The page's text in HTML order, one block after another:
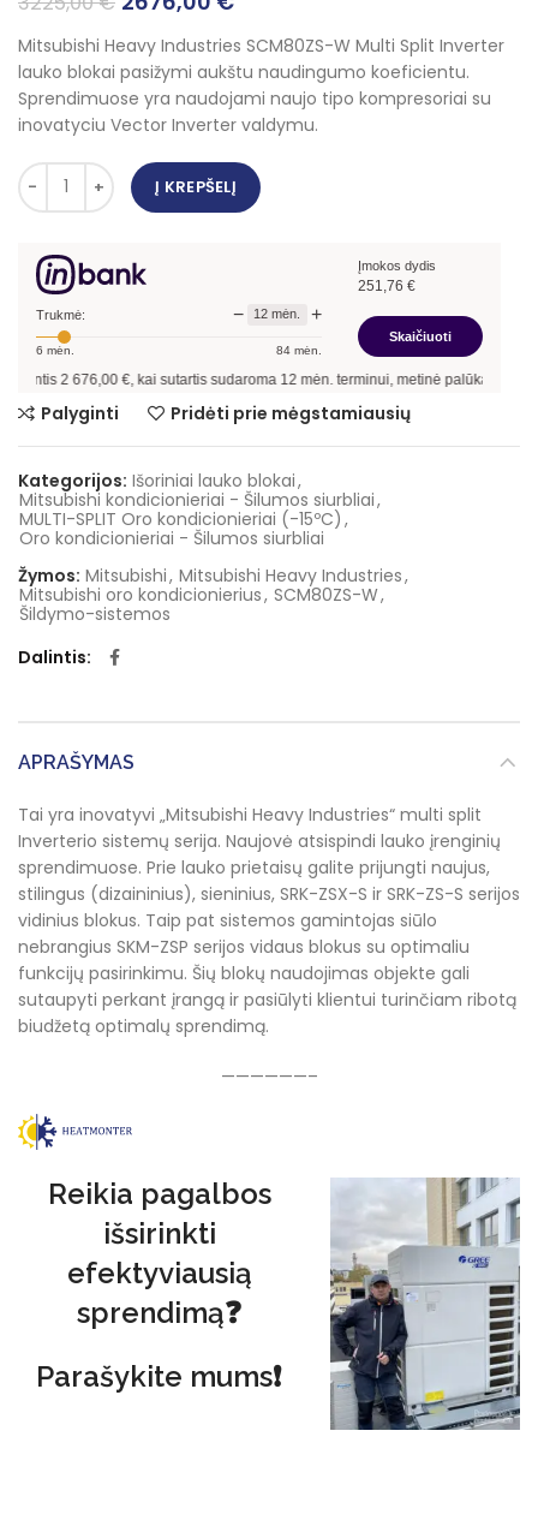
was:
3225,00 €.
is:
2676,00 €.
Mitsubishi Heavy Industries SCM80ZS-W Multi Split Inverter
lauko blokai pasižymi aukštu naudingumo koeficientu.
Sprendimuose yra naudojami naujo tipo kompresoriai su
inovatyciu Vector Inverter valdymu.
Į KREPŠELĮ
Trukmė: − 12 mėn. +
6 mėn. 84mėn.
Įmokos dydis
251,76 €
Skaičiuoti
2 676,00€, kai sutartis sudaroma12mėn. terminui, metinė palūkanų norma –
Palyginti Pridėti prie mėgstamiausių
Kategorijos: Išoriniai lauko blokai,
Mitsubishi kondicionieriai - Šilumos siurbliai,
MULTI-SPLIT Oro kondicionieriai (-15ºC) ,
Oro kondicionieriai - Šilumos siurbliai
Žymos: Mitsubishi, Mitsubishi Heavy Industries,
Mitsubishi oro kondicionierius, SCM80ZS-W,
Šildymo-sistemos
Dalintis
APRAŠYMAS
Tai yra inovatyvi „Mitsubishi Heavy Industries“ multi split
Inverterio sistemų serija. Naujovė atsispindi lauko įrenginių
sprendimuose. Prie lauko prietaisų galite prijungti naujus,
stilingus (dizaininius), sieninius, SRK-ZSX-S ir SRK-ZS-S serijos
vidinius blokus. Taip pat sistemos gamintojas siūlo
nebrangius SKM-ZSP serijos vidaus blokus su optimaliu
funkcijų pasirinkimu. Šių blokų naudojimas objekte gali
sutaupyti perkant įrangą ir pasiūlyti klientui turinčiam ribotą
biudžetą optimalų sprendimą.
——————–
Reikia pagalbos
išsirinkti
efektyviausią
sprendimą❓
Parašykite mums❗